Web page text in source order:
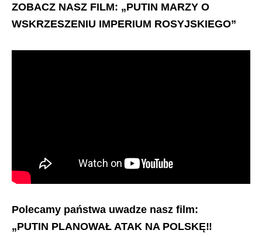
ZOBACZ NASZ FILM: „PUTIN MARZY O
WSKRZESZENIU IMPERIUM ROSYJSKIEGO”
Polecamy państwa uwadze nasz film:
„PUTIN PLANOWAŁ ATAK NA POLSKĘ‼️